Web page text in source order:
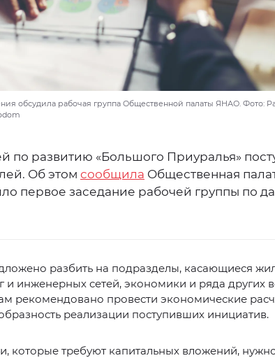
обсудила рабочая группа Общественной палаты ЯНАО. Фото:
по развитию «Большого Приуралья»
Об этом сообщила Общественная
первое заседание рабочей группы по
разбить на подразделы, касающиеся
и инженерных сетей, экономики и ряда других
рекомендовано провести экономические
реализации поступивших инициатив.
которые требуют капитальных вложений,